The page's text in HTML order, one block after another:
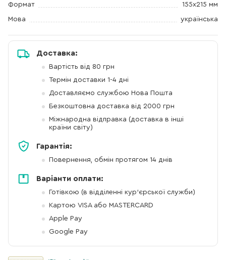
Формат 155x215 мм
Мова українська
Доставка:
Вартість від 80 грн
Термін доставки 1-4 дні
Доставляємо службою Нова Пошта
Безкоштовна доставка від 2000 грн
Міжнародна відправка (доставка в інші
країни світу)
Гарантія:
Повернення, обмін протягом 14 днів
Варіанти оплати:
Готівкою (в відділенні кур'єрської служби)
Картою VISA або MASTERCARD
Apple Pay
Google Pay